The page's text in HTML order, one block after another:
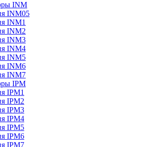
INM
INM05
INM1
INM2
INM3
INM4
INM5
INM6
INM7
IPM
IPM1
IPM2
IPM3
IPM4
IPM5
IPM6
IPM7